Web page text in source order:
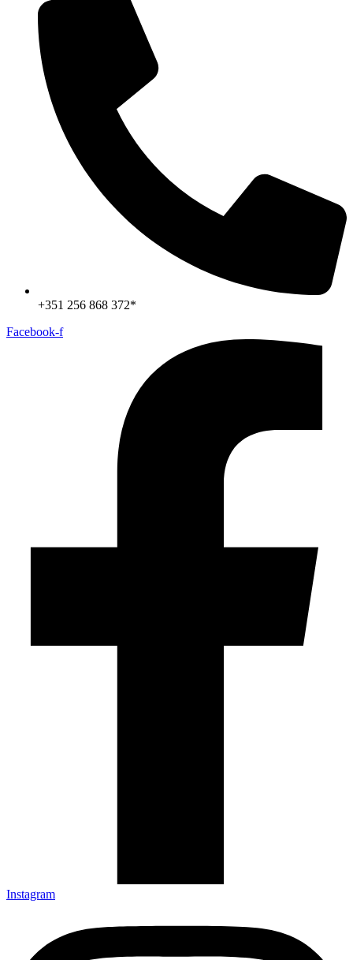
+351 256 868 372*
Facebook-f
Instagram